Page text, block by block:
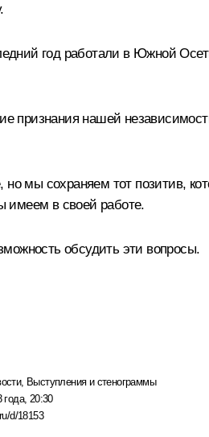
год работали в Южной
признания нашей
мы сохраняем тот позитив,
имеем в своей работе.
обсудить эти вопросы.
, Выступления и стенограммы
года, 20:30
d/18153